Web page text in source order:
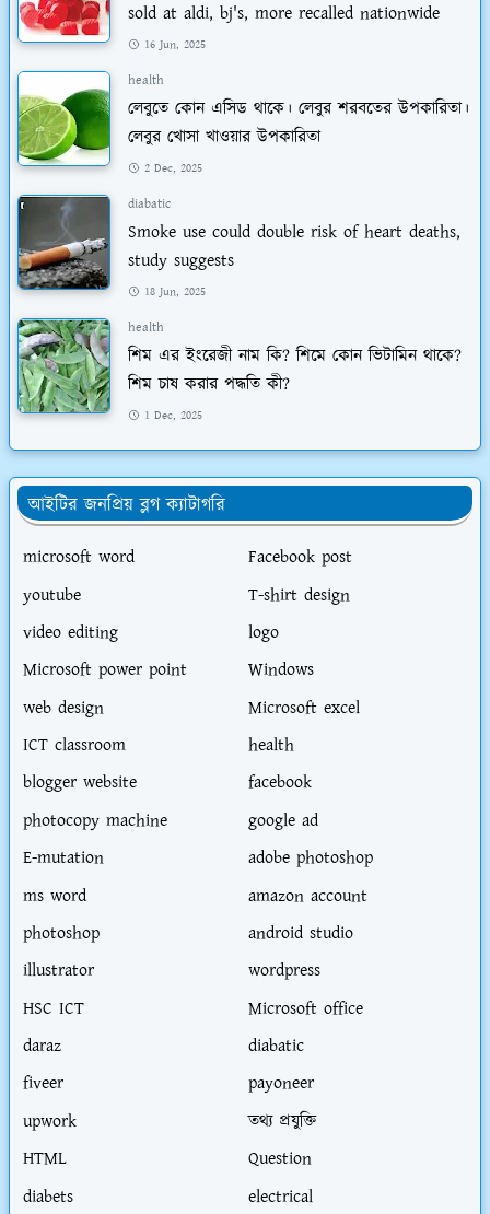
sold at aldi, bj's, more recalled nationwide
16 Jun, 2025
health
লেবুতে কোন এসিড থাকে। লেবুর শরবতের উপকারিতা।
লেবুর খোসা খাওয়ার উপকারিতা
2 Dec, 2025
diabatic
Smoke use could double risk of heart deaths,
study suggests
18 Jun, 2025
health
শিম এর ইংরেজী নাম কি? শিমে কোন ভিটামিন থাকে?
শিম চাষ করার পদ্ধতি কী?
1 Dec, 2025
আইটির জনপ্রিয় ব্লগ ক্যাটাগরি
microsoft word
Facebook post
youtube
T-shirt design
video editing
logo
Microsoft power point
Windows
web design
Microsoft excel
ICT classroom
health
blogger website
facebook
photocopy machine
google ad
E-mutation
adobe photoshop
ms word
amazon account
photoshop
android studio
illustrator
wordpress
HSC ICT
Microsoft office
daraz
diabatic
fiveer
payoneer
upwork
তথ্য প্রযুক্তি
HTML
Question
diabets
electrical